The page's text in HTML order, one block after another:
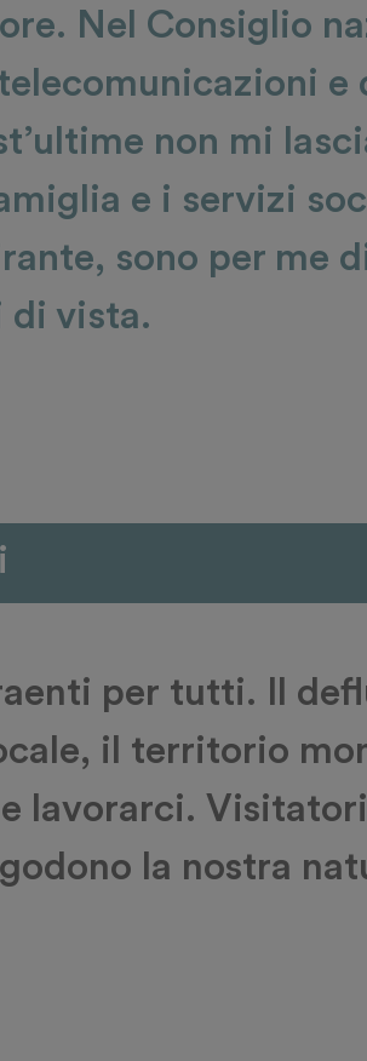
Nel Consiglio
e
non mi
e i servizi
sono per me
di vista.
per tutti. Il
il territorio
lavorarci.
la nostra